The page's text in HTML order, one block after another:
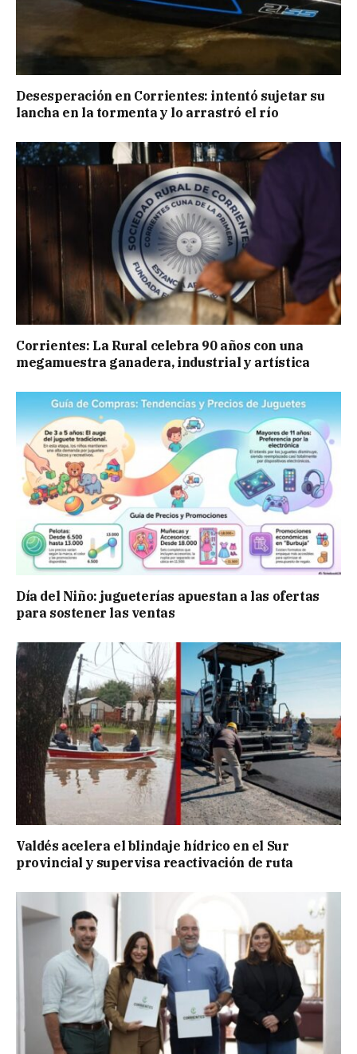
Desesperación en Corrientes: intentó sujetar su
lancha en la tormenta y lo arrastró el río
Corrientes: La Rural celebra 90 años con una
megamuestra ganadera, industrial y artística
Día del Niño: jugueterías apuestan a las ofertas
para sostener las ventas
Valdés acelera el blindaje hídrico en el Sur
provincial y supervisa reactivación de ruta